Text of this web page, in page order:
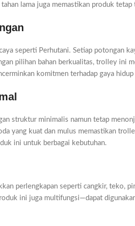
lama juga memastikan produk
seperti Perhutani. Setiap potongan
pilihan bahan berkualitas, trolley ini
komitmen terhadap gaya
struktur minimalis namun tetap
yang kuat dan mulus memastikan
ini untuk berbagai kebutuhan.
perlengkapan seperti cangkir, teko,
ini juga multifungsi—dapat